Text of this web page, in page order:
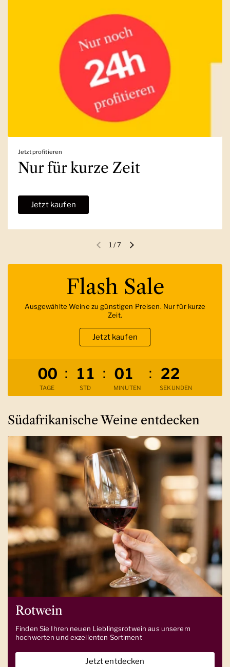
Jetzt profitieren
Nur für kurze Zeit
Jetzt kaufen
Vorherige FolieNächste Folie
1 /7
Verbleibende Zeit
00
TAGE
: 11
STD
: 01
MINUTEN
: 21
SEKUNDEN
Flash Sale
Ausgewählte Weine zu günstigen Preisen. Nur für kurze
Zeit.
Jetzt kaufen
Südafrikanische Weine entdecken
Rotwein
Finden Sie Ihren neuen Lieblingsrotwein aus unserem
hochwerten und exzellenten Sortiment
Jetzt entdecken